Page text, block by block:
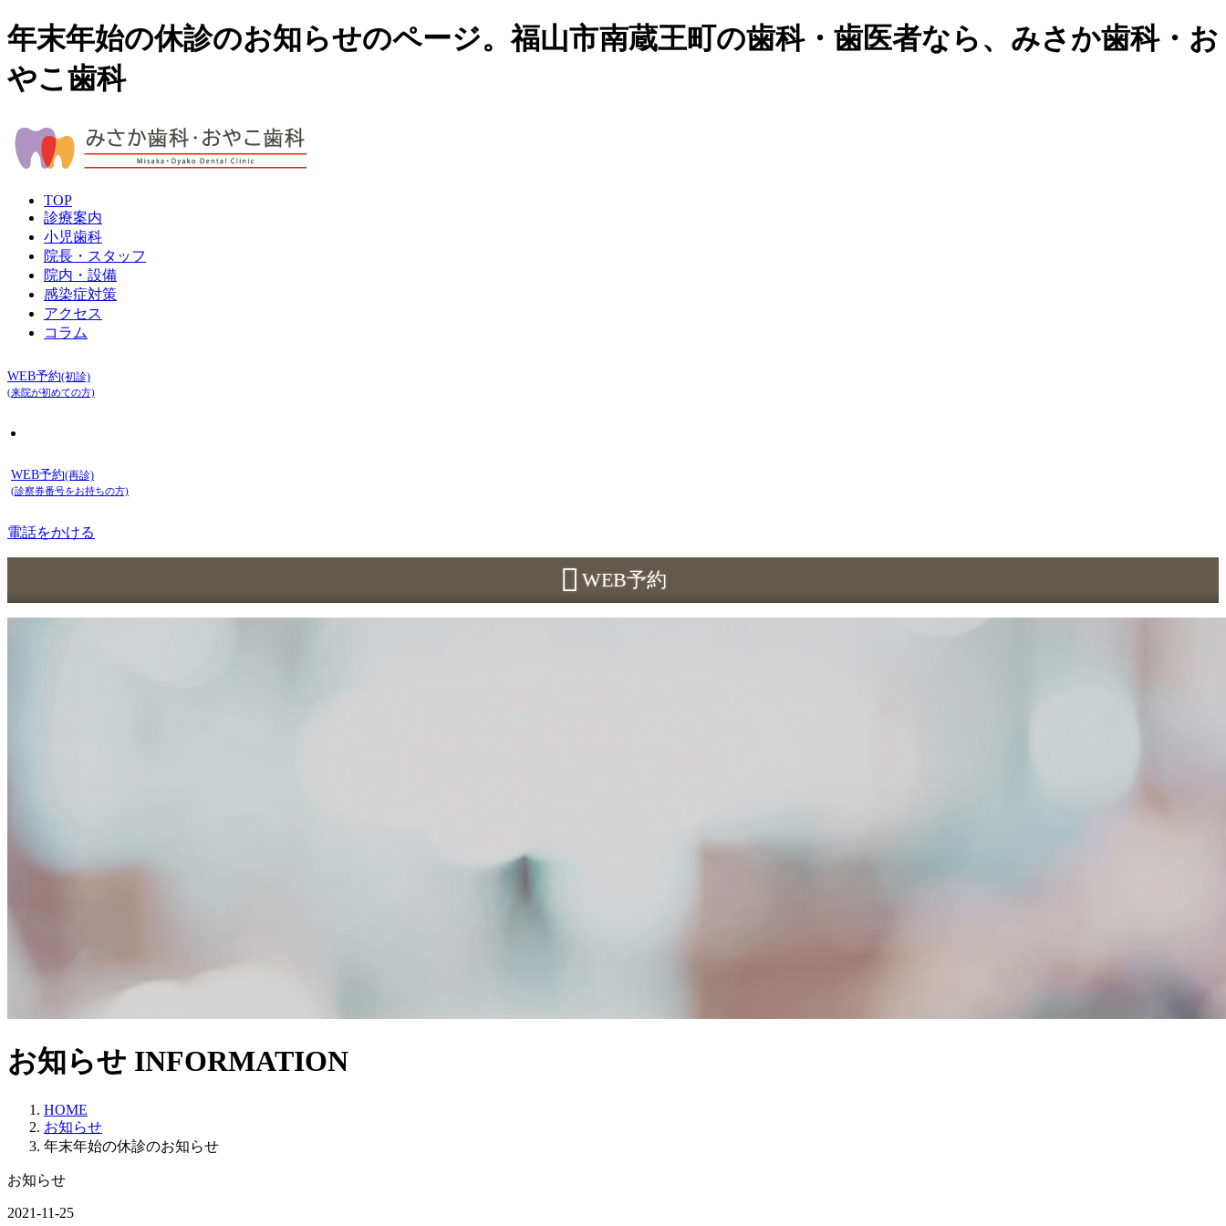
年末年始の休診のお知らせのページ。福山市南蔵王町の歯科・歯医者なら、みさか歯科・お
やこ歯科
TOP
診療案内
小児歯科
院長・スタッフ
院内・設備
感染症対策
アクセス
コラム
WEB予約(初診)
(来院が初めての方)
WEB予約(再診)
(診察券番号をお持ちの方)
電話をかける
WEB予約
お知らせ INFORMATION
HOME
お知らせ
年末年始の休診のお知らせ
お知らせ
2021-11-25